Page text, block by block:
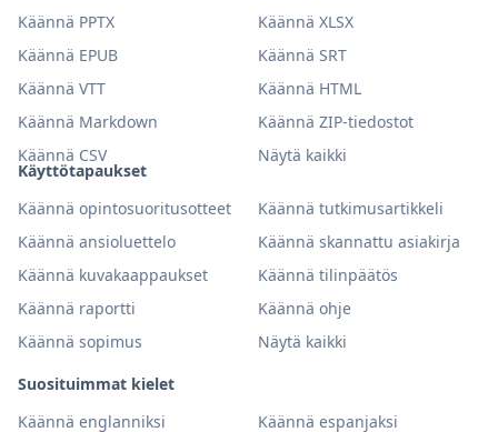
Käyttötapaukset
Käännä opintosuoritusotteet
Käännä tutkimusartikkeli
Käännä ansioluettelo
Käännä skannattu asiakirja
Käännä kuvakaappaukset
Käännä tilinpäätös
Käännä raportti
Käännä ohje
Käännä sopimus
Näytä kaikki
Suosituimmat kielet
Käännä englanniksi
Käännä espanjaksi
Käännä PPTX
Käännä XLSX
Käännä EPUB
Käännä SRT
Käännä VTT
Käännä HTML
Käännä Markdown
Käännä ZIP-tiedostot
Käännä CSV
Näytä kaikki